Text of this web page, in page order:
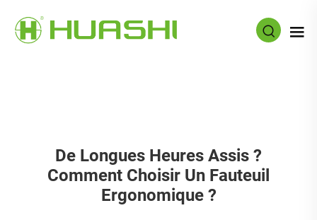
De Longues Heures Assis ?
Comment Choisir Un Fauteuil
Ergonomique ?